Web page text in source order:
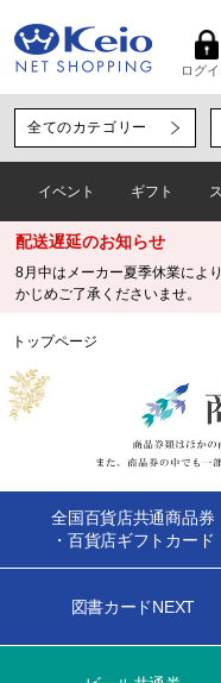
ログ
イベント ギフト
配送遅延のお知らせ
8月中はメーカー夏季休業によ
かじめご了承くださいませ。
トップページ
全国百貨店共通商品券
・百貨店ギフトカード
図書カードNEXT